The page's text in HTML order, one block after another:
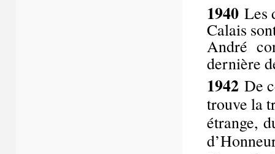
1940 Les
Calais
André
dernière
1942 De
trouve la
étrange,